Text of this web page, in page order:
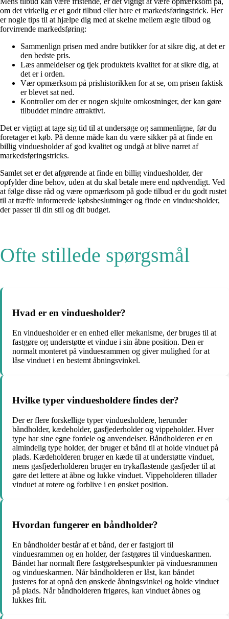
om det virkelig er et godt tilbud eller bare et markedsføringstrick. Her
er nogle tips til at hjælpe dig med at skelne mellem ægte tilbud og
forvirrende markedsføring:
Sammenlign prisen med andre butikker for at sikre dig, at det er
den bedste pris.
Læs anmeldelser og tjek produktets kvalitet for at sikre dig, at
det er i orden.
Vær opmærksom på prishistorikken for at se, om prisen faktisk
er blevet sat ned.
Kontroller om der er nogen skjulte omkostninger, der kan gøre
tilbuddet mindre attraktivt.
Det er vigtigt at tage sig tid til at undersøge og sammenligne, før du
foretager et køb. På denne måde kan du være sikker på at finde en
billig vinduesholder af god kvalitet og undgå at blive narret af
markedsføringstricks.
Samlet set er det afgørende at finde en billig vinduesholder, der
opfylder dine behov, uden at du skal betale mere end nødvendigt. Ved
at følge disse råd og være opmærksom på gode tilbud er du godt rustet
til at træffe informerede købsbeslutninger og finde en vinduesholder,
der passer til din stil og dit budget.
Ofte stillede spørgsmål
Hvad er en vinduesholder?
En vinduesholder er en enhed eller mekanisme, der bruges til at
fastgøre og understøtte et vindue i sin åbne position. Den er
normalt monteret på vinduesrammen og giver mulighed for at
låse vinduet i en bestemt åbningsvinkel.
Hvilke typer vinduesholdere findes der?
Der er flere forskellige typer vinduesholdere, herunder
båndholder, kædeholder, gasfjederholder og vippeholder. Hver
type har sine egne fordele og anvendelser. Båndholderen er en
almindelig type holder, der bruger et bånd til at holde vinduet på
plads. Kædeholderen bruger en kæde til at understøtte vinduet,
mens gasfjederholderen bruger en trykaflastende gasfjeder til at
gøre det lettere at åbne og lukke vinduet. Vippeholderen tillader
vinduet at rotere og forblive i en ønsket position.
Hvordan fungerer en båndholder?
En båndholder består af et bånd, der er fastgjort til
vinduesrammen og en holder, der fastgøres til vindueskarmen.
Båndet har normalt flere fastgørelsespunkter på vinduesrammen
og vindueskarmen. Når båndholderen er låst, kan båndet
justeres for at opnå den ønskede åbningsvinkel og holde vinduet
på plads. Når båndholderen frigøres, kan vinduet åbnes og
lukkes frit.